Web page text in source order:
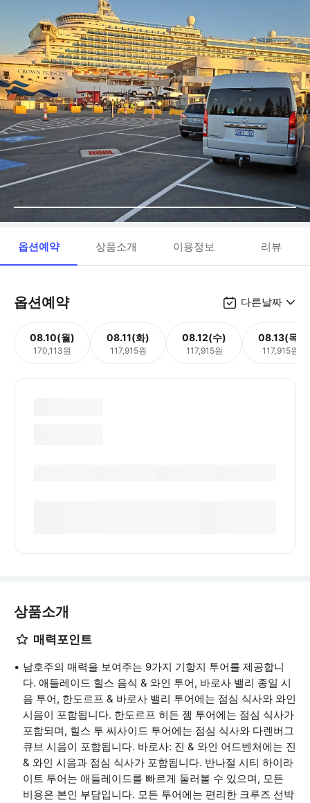
옵션예약 상품소개 이용정보 리뷰
옵션예약 다른날짜
08.10(월)
170,113원
08.11(화)
117,915원
08.12(수)
117,915원
08.13(목)
117,915원
상품소개
매력포인트
남호주의 매력을 보여주는 9가지 기항지 투어를 제공합니
다. 애들레이드 힐스 음식 & 와인 투어, 바로사 밸리 종일 시
음 투어, 한도르프 & 바로사 밸리 투어에는 점심 식사와 와인
시음이 포함됩니다. 한도르프 히든 젬 투어에는 점심 식사가
포함되며, 힐스 투 씨사이드 투어에는 점심 식사와 다렌버그
큐브 시음이 포함됩니다. 바로사: 진 & 와인 어드벤처에는 진
& 와인 시음과 점심 식사가 포함됩니다. 반나절 시티 하이라
이트 투어는 애들레이드를 빠르게 둘러볼 수 있으며, 모든
비용은 본인 부담입니다. 모든 투어에는 편리한 크루즈 선박